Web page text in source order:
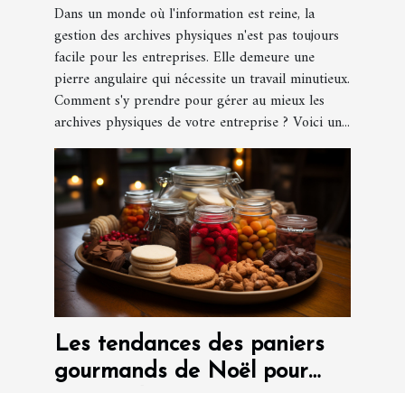
Dans un monde où l'information est reine, la
gestion des archives physiques n'est pas toujours
facile pour les entreprises. Elle demeure une
pierre angulaire qui nécessite un travail minutieux.
Comment s'y prendre pour gérer au mieux les
archives physiques de votre entreprise ? Voici un...
Les tendances des paniers
gourmands de Noël pour